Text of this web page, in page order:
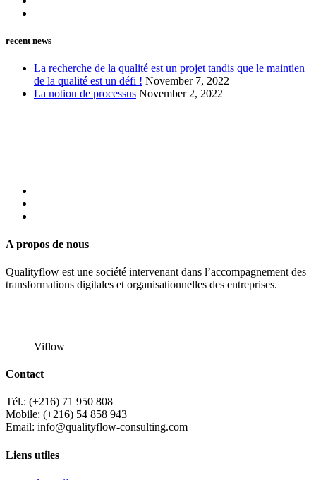
recent news
La recherche de la qualité est un projet tandis que le maintien
de la qualité est un défi ! November 7, 2022
La notion de processus November 2, 2022
A propos de nous
Qualityflow est une société intervenant dans l’accompagnement des
transformations digitales et organisationnelles des entreprises.
Viflow
Contact
Tél.: (+216) 71 950 808
Mobile: (+216) 54 858 943
Email: info@qualityflow-consulting.com
Liens utiles